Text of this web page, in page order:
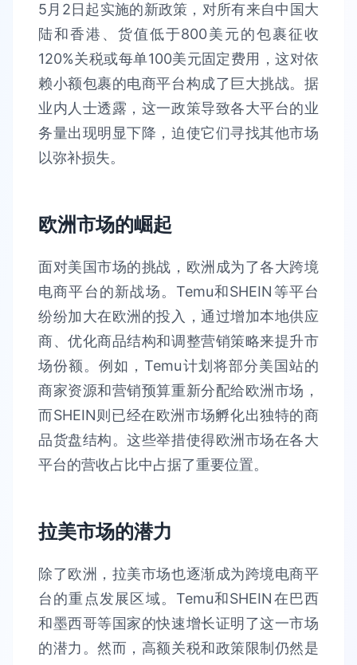
5月2日起实施的新政策，对所有来自中国大
陆和香港、货值低于800美元的包裹征收
120%关税或每单100美元固定费用，这对依
赖小额包裹的电商平台构成了巨大挑战。据
业内人士透露，这一政策导致各大平台的业
务量出现明显下降，迫使它们寻找其他市场
以弥补损失。
欧洲市场的崛起
面对美国市场的挑战，欧洲成为了各大跨境
电商平台的新战场。Temu和SHEIN等平台
纷纷加大在欧洲的投入，通过增加本地供应
商、优化商品结构和调整营销策略来提升市
场份额。例如，Temu计划将部分美国站的
商家资源和营销预算重新分配给欧洲市场，
而SHEIN则已经在欧洲市场孵化出独特的商
品货盘结构。这些举措使得欧洲市场在各大
平台的营收占比中占据了重要位置。
拉美市场的潜力
除了欧洲，拉美市场也逐渐成为跨境电商平
台的重点发展区域。Temu和SHEIN在巴西
和墨西哥等国家的快速增长证明了这一市场
的潜力。然而，高额关税和政策限制仍然是